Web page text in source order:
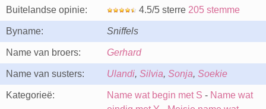
Buitelandse opinie: 4.5/5 sterre 205 stemme
Byname: Sniffels
Name van broers: Gerhard
Name van susters: Ulandi, Silvia, Sonja, Soekie
Kategorieë: Name wat begin met S - Name wat